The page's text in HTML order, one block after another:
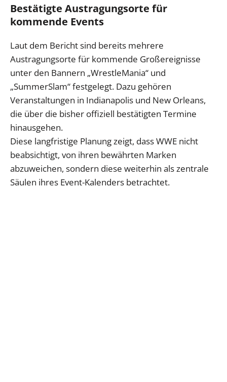
Bestätigte Austragungsorte für
kommende Events
Laut dem Bericht sind bereits mehrere
Austragungsorte für kommende Großereignisse
unter den Bannern „WrestleMania“ und
„SummerSlam“ festgelegt. Dazu gehören
Veranstaltungen in Indianapolis und New Orleans,
die über die bisher offiziell bestätigten Termine
hinausgehen.
Diese langfristige Planung zeigt, dass WWE nicht
beabsichtigt, von ihren bewährten Marken
abzuweichen, sondern diese weiterhin als zentrale
Säulen ihres Event-Kalenders betrachtet.